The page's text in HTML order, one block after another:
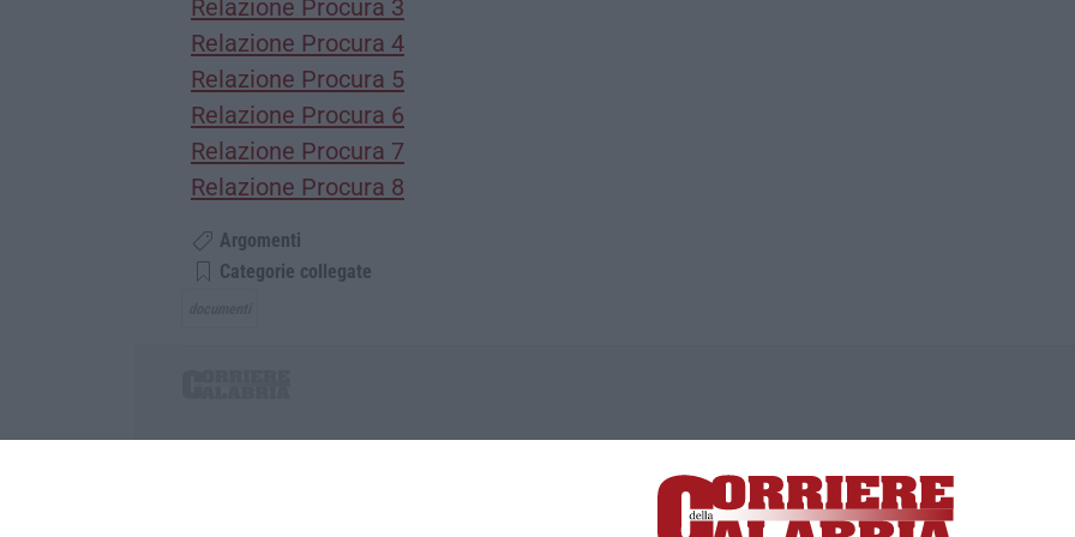
Relazione Procura 3
Relazione Procura 4
Relazione Procura 5
Relazione Procura 6
Relazione Procura 7
Relazione Procura 8
Argomenti
Categorie collegate
P.IVA. 03199620794, Via del mare 6/G, S.Eufemia, Lamezia Terme (CZ)
Iscrizione tribunale di Lamezia Terme 5/2011 - Direttore responsabile Paola Militano |Privacy